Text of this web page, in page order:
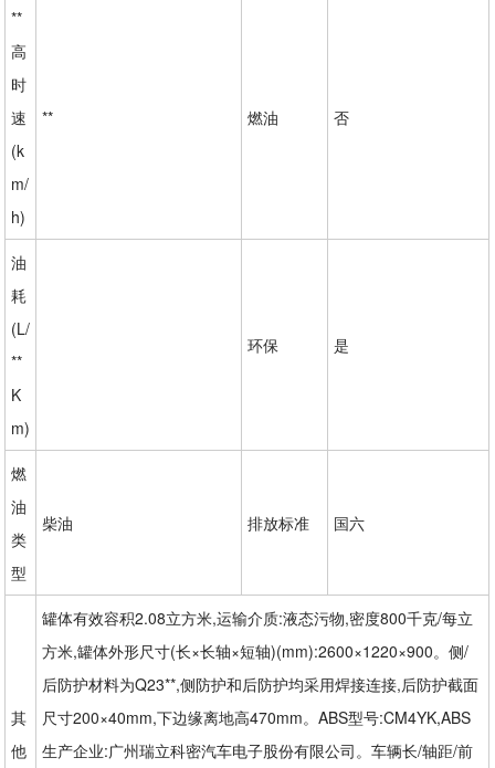
**
高
时
速
(k
m/
h)
** 燃油 否
油
耗
(L/
**
K
m)
环保 是
燃
油
类
型
柴油 排放标准 国六
其
他
罐体有效容积2.08立方米,运输介质:液态污物,密度800千克/每立
方米,罐体外形尺寸(长×长轴×短轴)(mm):2600×1220×900。侧/
后防护材料为Q23**,侧防护和后防护均采用焊接连接,后防护截面
尺寸200×40mm,下边缘离地高470mm。ABS型号:CM4YK,ABS
生产企业:广州瑞立科密汽车电子股份有限公司。车辆长/轴距/前